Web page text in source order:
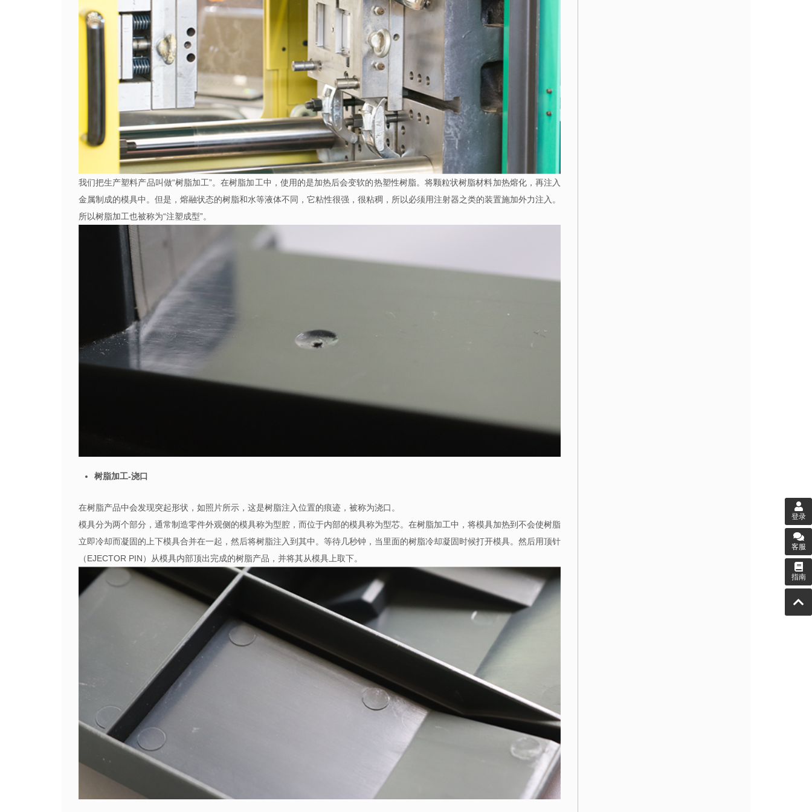
我们把生产塑料产品叫做“树脂加工”。在树脂加工中，使用的是加热后会变软的热塑性树脂。将颗粒状树脂材料加热熔化，再注入
金属制成的模具中。但是，熔融状态的树脂和水等液体不同，它粘性很强，很粘稠，所以必须用注射器之类的装置施加外力注入。
所以树脂加工也被称为“注塑成型”。
树脂加工-浇口
在树脂产品中会发现突起形状，如照片所示，这是树脂注入位置的痕迹，被称为浇口。
模具分为两个部分，通常制造零件外观侧的模具称为型腔，而位于内部的模具称为型芯。在树脂加工中，将模具加热到不会使树脂
立即冷却而凝固的上下模具合并在一起，然后将树脂注入到其中。等待几秒钟，当里面的树脂冷却凝固时候打开模具。然后用顶针
（EJECTOR PIN）从模具内部顶出完成的树脂产品，并将其从模具上取下。
登录
客服
指南